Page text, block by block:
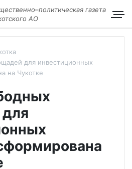
газета
АО
для инвестиционных
на Чукотке